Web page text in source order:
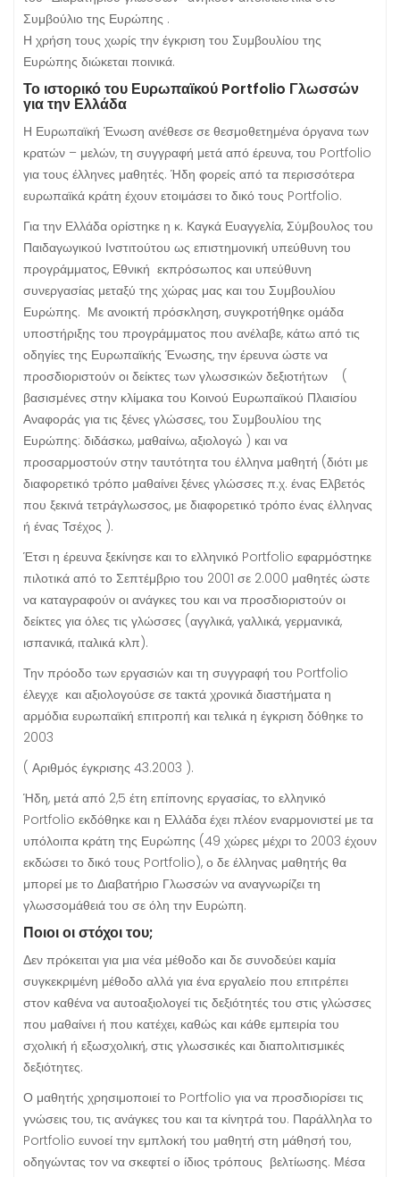
Συμβούλιο της Ευρώπης .
Η χρήση τους χωρίς την έγκριση του Συμβουλίου της
Ευρώπης διώκεται ποινικά.
Το ιστορικό του Ευρωπαϊκού Portfolio Γλωσσών
για την Ελλάδα
Η Ευρωπαϊκή Ένωση ανέθεσε σε θεσμοθετημένα όργανα των
κρατών – μελών, τη συγγραφή μετά από έρευνα, του Portfolio
για τους έλληνες μαθητές. Ήδη φορείς από τα περισσότερα
ευρωπαϊκά κράτη έχουν ετοιμάσει το δικό τους Portfolio.
Για την Ελλάδα ορίστηκε η κ. Καγκά Ευαγγελία, Σύμβουλος του
Παιδαγωγικού Ινστιτούτου ως επιστημονική υπεύθυνη του
προγράμματος, Εθνική εκπρόσωπος και υπεύθυνη
συνεργασίας μεταξύ της χώρας μας και του Συμβουλίου
Ευρώπης. Με ανοικτή πρόσκληση, συγκροτήθηκε ομάδα
υποστήριξης του προγράμματος που ανέλαβε, κάτω από τις
οδηγίες της Ευρωπαϊκής Ένωσης, την έρευνα ώστε να
προσδιοριστούν οι δείκτες των γλωσσικών δεξιοτήτων (
βασισμένες στην κλίμακα του Κοινού Ευρωπαϊκού Πλαισίου
Αναφοράς για τις ξένες γλώσσες, του Συμβουλίου της
Ευρώπης: διδάσκω, μαθαίνω, αξιολογώ ) και να
προσαρμοστούν στην ταυτότητα του έλληνα μαθητή (διότι με
διαφορετικό τρόπο μαθαίνει ξένες γλώσσες π.χ. ένας Ελβετός
που ξεκινά τετράγλωσσος, με διαφορετικό τρόπο ένας έλληνας
ή ένας Τσέχος ).
Έτσι η έρευνα ξεκίνησε και το ελληνικό Portfolio εφαρμόστηκε
πιλοτικά από το Σεπτέμβριο του 2001 σε 2.000 μαθητές ώστε
να καταγραφούν οι ανάγκες του και να προσδιοριστούν οι
δείκτες για όλες τις γλώσσες (αγγλικά, γαλλικά, γερμανικά,
ισπανικά, ιταλικά κλπ).
Την πρόοδο των εργασιών και τη συγγραφή του Portfolio
έλεγχε και αξιολογούσε σε τακτά χρονικά διαστήματα η
αρμόδια ευρωπαϊκή επιτροπή και τελικά η έγκριση δόθηκε το
2003
( Αριθμός έγκρισης 43.2003 ).
Ήδη, μετά από 2,5 έτη επίπονης εργασίας, το ελληνικό
Portfolio εκδόθηκε και η Ελλάδα έχει πλέον εναρμονιστεί με τα
υπόλοιπα κράτη της Ευρώπης (49 χώρες μέχρι το 2003 έχουν
εκδώσει το δικό τους Portfolio), ο δε έλληνας μαθητής θα
μπορεί με το Διαβατήριο Γλωσσών να αναγνωρίζει τη
γλωσσομάθειά του σε όλη την Ευρώπη.
Ποιοι οι στόχοι του;
Δεν πρόκειται για μια νέα μέθοδο και δε συνοδεύει καμία
συγκεκριμένη μέθοδο αλλά για ένα εργαλείο που επιτρέπει
στον καθένα να αυτοαξιολογεί τις δεξιότητές του στις γλώσσες
που μαθαίνει ή που κατέχει, καθώς και κάθε εμπειρία του
σχολική ή εξωσχολική, στις γλωσσικές και διαπολιτισμικές
δεξιότητες.
Ο μαθητής χρησιμοποιεί το Portfolio για να προσδιορίσει τις
γνώσεις του, τις ανάγκες του και τα κίνητρά του. Παράλληλα το
Portfolio ευνοεί την εμπλοκή του μαθητή στη μάθησή του,
οδηγώντας τον να σκεφτεί ο ίδιος τρόπους βελτίωσης. Μέσα